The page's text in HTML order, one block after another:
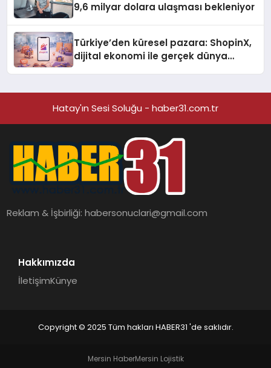
9,6 milyar dolara ulaşması bekleniyor
Türkiye’den küresel pazara: ShopinX,
dijital ekonomi ile gerçek dünya
Hatay'ın Sesi Soluğu - haber31.com.tr
Reklam & İşbirliği:habersonuclari@gmail.com
Hakkımızda
İletişimKünye
Copyright © 2025 Tüm hakları HABER31 'de saklıdır.
Mersin HaberMersin Lojistik